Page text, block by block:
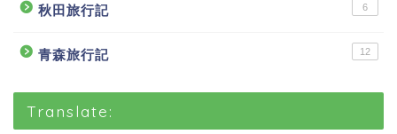
秋田旅行記 6
青森旅行記 12
Translate: